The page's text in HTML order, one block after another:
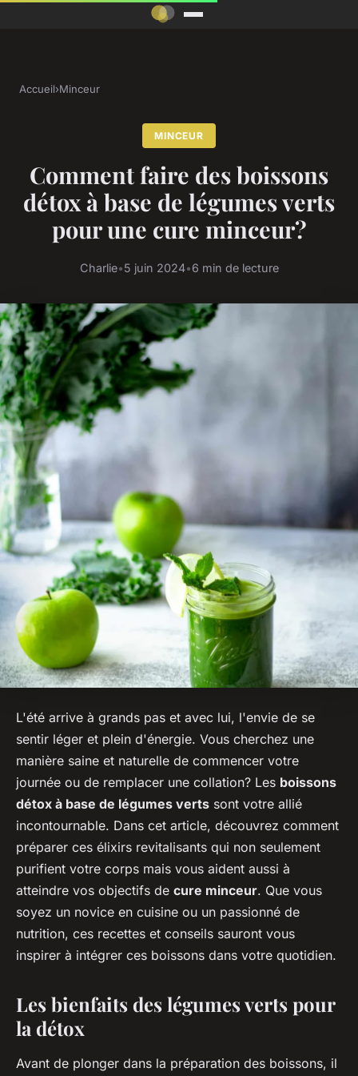
Accueil›Minceur
MINCEUR
Comment faire des boissons
détox à base de légumes verts
pour une cure minceur?
Charlie•5 juin 2024•6 min de lecture
L'été arrive à grands pas et avec lui, l'envie de se
sentir léger et plein d'énergie. Vous cherchez une
manière saine et naturelle de commencer votre
journée ou de remplacer une collation? Les boissons
détox à base de légumes verts sont votre allié
incontournable. Dans cet article, découvrez comment
préparer ces élixirs revitalisants qui non seulement
purifient votre corps mais vous aident aussi à
atteindre vos objectifs de cure minceur. Que vous
soyez un novice en cuisine ou un passionné de
nutrition, ces recettes et conseils sauront vous
inspirer à intégrer ces boissons dans votre quotidien.
Les bienfaits des légumes verts pour
la détox
Avant de plonger dans la préparation des boissons, il